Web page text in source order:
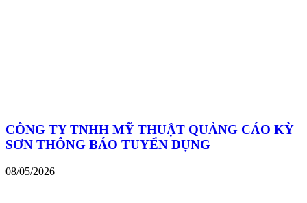
CÔNG TY TNHH MỸ THUẬT QUẢNG CÁO KỲ
SƠN THÔNG BÁO TUYỂN DỤNG
08/05/2026